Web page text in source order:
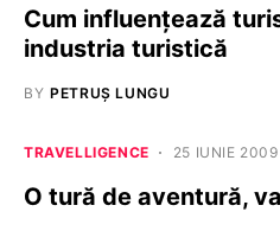
Cum influențează
industria turistică
BY PETRUȘ LUNGU
TRAVELLIGENCE 25 IUNIE 2009
O tură de aventură,